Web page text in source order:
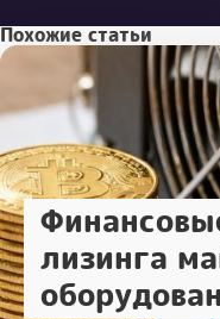
Похожие статьи
лизинга